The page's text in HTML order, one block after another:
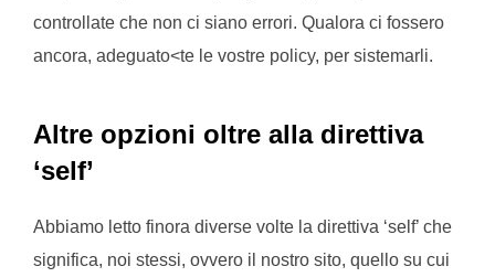
controllate che non ci siano errori. Qualora ci fossero
ancora, adeguato<te le vostre policy, per sistemarli.
Altre opzioni oltre alla direttiva
‘self’
Abbiamo letto finora diverse volte la direttiva ‘self’ che
significa, noi stessi, ovvero il nostro sito, quello su cui